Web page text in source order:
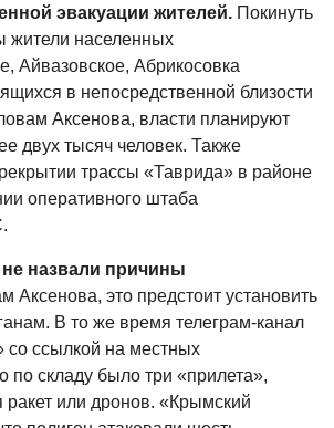
эвакуации жителей. Покинуть
жители населенных
Айвазовское, Абрикосовка
в непосредственной близости
Аксенова, власти планируют
двух тысяч человек. Также
трассы «Таврида» в районе
оперативного штаба
назвали причины
Аксенова, это предстоит установить
В то же время телеграм-канал
со ссылкой на местных
по складу было три «прилета»,
ракет или дронов. «Крымский